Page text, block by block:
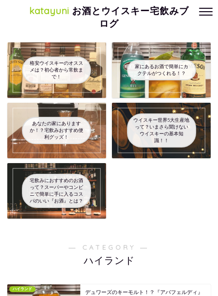
katayuni お酒とウイスキー宅飲みブ
ログ
格安ウイスキーのオスス
メは？初心者から常飲ま
で！
家にあるお酒で簡単にカ
クテルがつくれる！？
あなたの家にあります
か！？宅飲みおすすめ便
利グッズ！
ウイスキー世界5大生産地
って？いまさら聞けない
ウイスキーの基本知
識！！
宅飲みにおすすめのお酒
って？スーパーやコンビ
ニで簡単に手に入るコス
パのいい『お酒』とは？
― CATEGORY ―
ハイランド
ハイランド
デュワーズのキーモルト！？『アバフェルディ』